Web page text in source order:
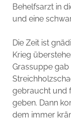
Behelfsarzt in
und eine
Die Zeit ist
Krieg
Grassuppe gab
gebraucht und
geben. Dann
dem immer